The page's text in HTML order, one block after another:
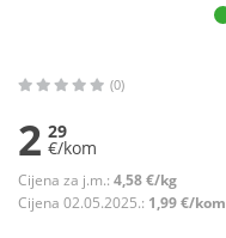
(0)
2 29
€/kom
Cijena za j.m.: 4,58 €/kg
Cijena 02.05.2025.: 1,99 €/kom